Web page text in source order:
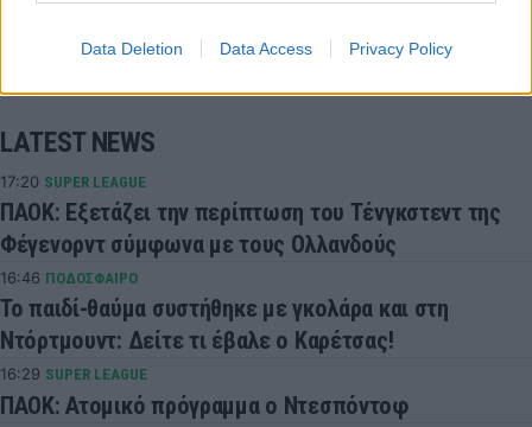
Data Deletion Data Access Privacy Policy
LATEST NEWS
17:20 SUPER LEAGUE
ΠΑΟΚ: Εξετάζει την περίπτωση του Τένγκστεντ της
Φέγενορντ σύμφωνα με τους Ολλανδούς
16:46 ΠΟΔΟΣΦΑΙΡΟ
Το παιδί-θαύμα συστήθηκε με γκολάρα και στη
Ντόρτμουντ: Δείτε τι έβαλε ο Καρέτσας!
16:29 SUPER LEAGUE
ΠΑΟΚ: Ατομικό πρόγραμμα ο Ντεσπόντοφ